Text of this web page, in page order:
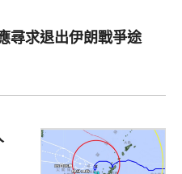
尋求退出伊朗戰爭途